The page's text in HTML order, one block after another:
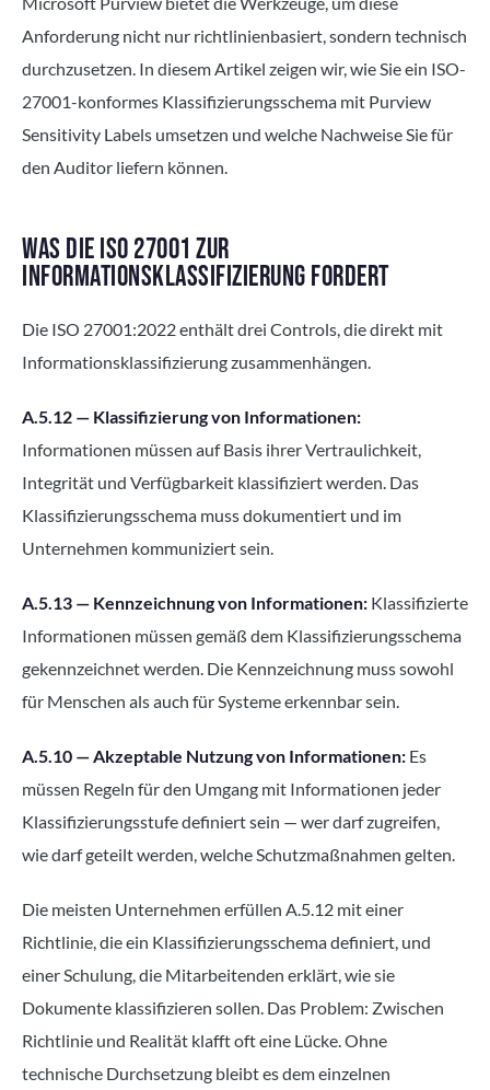
Anforderung nicht nur richtlinienbasiert, sondern technisch
durchzusetzen. In diesem Artikel zeigen wir, wie Sie ein ISO-
27001-konformes Klassifizierungsschema mit Purview
Sensitivity Labels umsetzen und welche Nachweise Sie für
den Auditor liefern können.
WAS DIE ISO 27001 ZUR
INFORMATIONSKLASSIFIZIERUNG FORDERT
Die ISO 27001:2022 enthält drei Controls, die direkt mit
Informationsklassifizierung zusammenhängen.
A.5.12 — Klassifizierung von Informationen:
Informationen müssen auf Basis ihrer Vertraulichkeit,
Integrität und Verfügbarkeit klassifiziert werden. Das
Klassifizierungsschema muss dokumentiert und im
Unternehmen kommuniziert sein.
A.5.13 — Kennzeichnung von Informationen: Klassifizierte
Informationen müssen gemäß dem Klassifizierungsschema
gekennzeichnet werden. Die Kennzeichnung muss sowohl
für Menschen als auch für Systeme erkennbar sein.
A.5.10 — Akzeptable Nutzung von Informationen: Es
müssen Regeln für den Umgang mit Informationen jeder
Klassifizierungsstufe definiert sein — wer darf zugreifen,
wie darf geteilt werden, welche Schutzmaßnahmen gelten.
Die meisten Unternehmen erfüllen A.5.12 mit einer
Richtlinie, die ein Klassifizierungsschema definiert, und
einer Schulung, die Mitarbeitenden erklärt, wie sie
Dokumente klassifizieren sollen. Das Problem: Zwischen
Richtlinie und Realität klafft oft eine Lücke. Ohne
technische Durchsetzung bleibt es dem einzelnen